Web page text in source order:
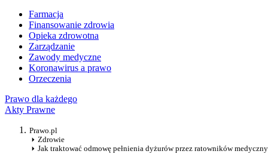
Farmacja
Finansowanie zdrowia
Opieka zdrowotna
Zarządzanie
Zawody medyczne
Koronawirus a prawo
Orzeczenia
Prawo dla każdego
Akty Prawne
Prawo.pl
Zdrowie
Jak traktować odmowę pełnienia dyżurów przez ratowników